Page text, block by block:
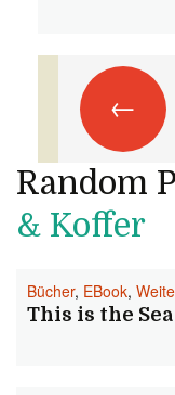
←
Random
& Koffer
Bücher, EBook,
This is the